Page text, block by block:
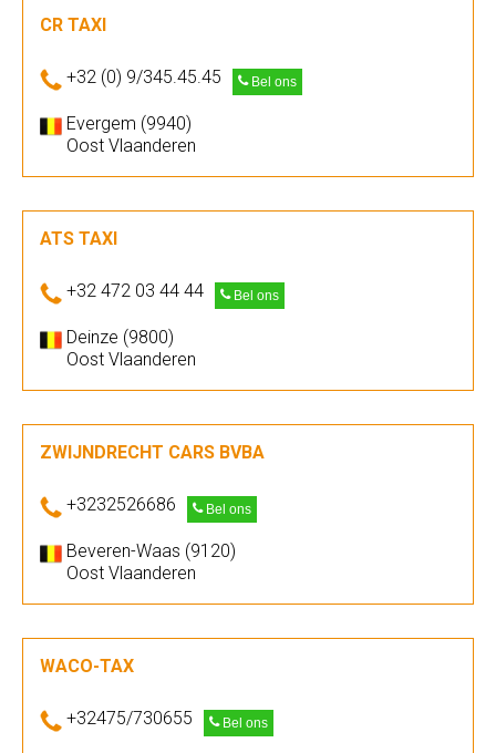
CR TAXI
+32 (0) 9/345.45.45 Bel ons
Evergem (9940)
Oost Vlaanderen
ATS TAXI
+32 472 03 44 44 Bel ons
Deinze (9800)
Oost Vlaanderen
ZWIJNDRECHT CARS BVBA
+3232526686 Bel ons
Beveren-Waas (9120)
Oost Vlaanderen
WACO-TAX
+32475/730655 Bel ons